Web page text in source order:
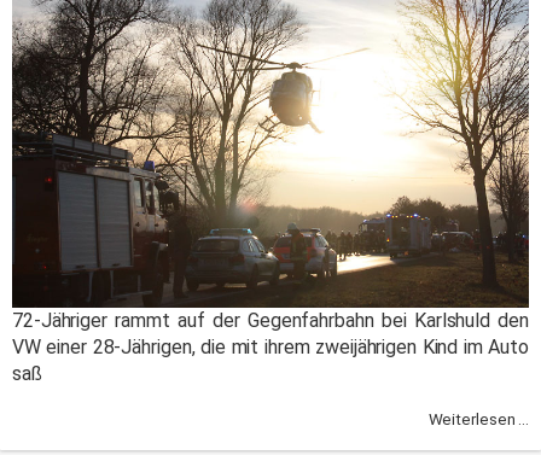
72-Jähriger rammt auf der Gegenfahrbahn bei Karlshuld den
VW einer 28-Jährigen, die mit ihrem zweijährigen Kind im Auto
saß
Weiterlesen ...